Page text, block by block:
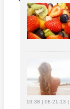
10:38 | 08-21-13 |